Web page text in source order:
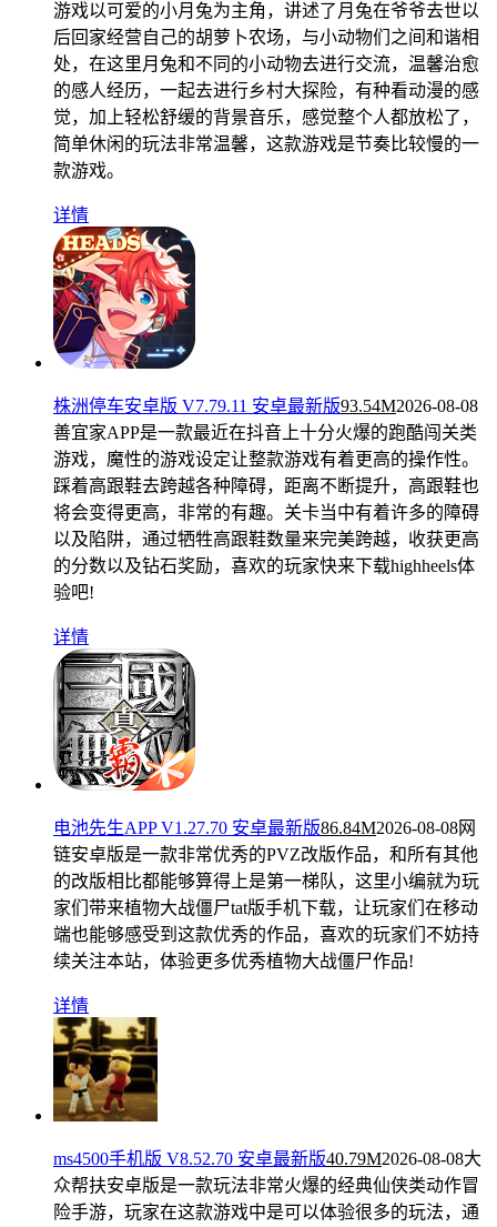
游戏以可爱的小月兔为主角，讲述了月兔在爷爷去世以
后回家经营自己的胡萝卜农场，与小动物们之间和谐相
处，在这里月兔和不同的小动物去进行交流，温馨治愈
的感人经历，一起去进行乡村大探险，有种看动漫的感
觉，加上轻松舒缓的背景音乐，感觉整个人都放松了，
简单休闲的玩法非常温馨，这款游戏是节奏比较慢的一
款游戏。
详情
株洲停车安卓版 V7.79.11 安卓最新版93.54M2026-08-08
善宜家APP是一款最近在抖音上十分火爆的跑酷闯关类
游戏，魔性的游戏设定让整款游戏有着更高的操作性。
踩着高跟鞋去跨越各种障碍，距离不断提升，高跟鞋也
将会变得更高，非常的有趣。关卡当中有着许多的障碍
以及陷阱，通过牺牲高跟鞋数量来完美跨越，收获更高
的分数以及钻石奖励，喜欢的玩家快来下载highheels体
验吧!
详情
电池先生APP V1.27.70 安卓最新版86.84M2026-08-08网
链安卓版是一款非常优秀的PVZ改版作品，和所有其他
的改版相比都能够算得上是第一梯队，这里小编就为玩
家们带来植物大战僵尸tat版手机下载，让玩家们在移动
端也能够感受到这款优秀的作品，喜欢的玩家们不妨持
续关注本站，体验更多优秀植物大战僵尸作品!
详情
ms4500手机版 V8.52.70 安卓最新版40.79M2026-08-08大
众帮扶安卓版是一款玩法非常火爆的经典仙侠类动作冒
险手游，玩家在这款游戏中是可以体验很多的玩法，通